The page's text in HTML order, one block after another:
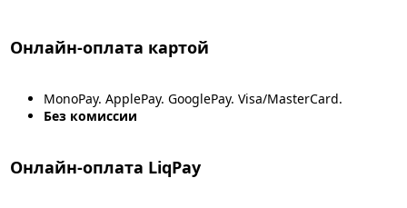
Онлайн-оплата картой
MonoPay. ApplePay. GooglePay. Visa/MasterCard.
Без комиссии
Онлайн-оплата LiqPay